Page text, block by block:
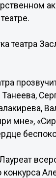
театра
мне»,